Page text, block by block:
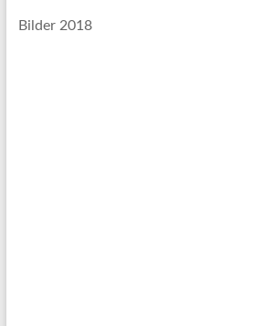
Bilder 2018